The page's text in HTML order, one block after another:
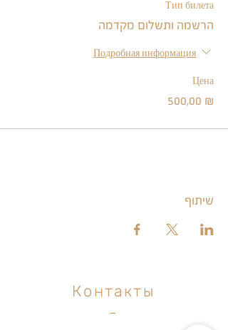
Тип билета
הרשמה ותשלום מקדמה
Подробная информация
Цена
500,00 ₪
שיתוף
Контакты
-